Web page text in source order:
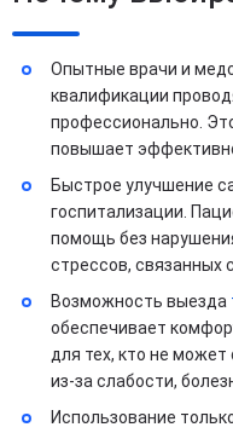
Опытные врачи и
квалификации
профессионально.
повышает
Быстрое улучшение
госпитализации.
помощь без
стрессов, связанных
Возможность выезда
обеспечивает
для тех, кто не
из-за слабости,
Использование